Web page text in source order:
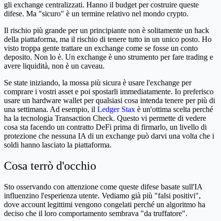
gli exchange centralizzati. Hanno il budget per costruire queste
difese. Ma "sicuro" è un termine relativo nel mondo crypto.
Il rischio più grande per un principiante non è solitamente un hack
della piattaforma, ma il rischio di tenere tutto in un unico posto. Ho
visto troppa gente trattare un exchange come se fosse un conto
deposito. Non lo è. Un exchange è uno strumento per fare trading e
avere liquidità, non è un caveau.
Se state iniziando, la mossa più sicura è usare l'exchange per
comprare i vostri asset e poi spostarli immediatamente. Io preferisco
usare un hardware wallet per qualsiasi cosa intenda tenere per più di
una settimana. Ad esempio, il Ledger Stax è un'ottima scelta perché
ha la tecnologia Transaction Check. Questo vi permette di vedere
cosa sta facendo un contratto DeFi prima di firmarlo, un livello di
protezione che nessuna IA di un exchange può darvi una volta che i
soldi hanno lasciato la piattaforma.
Cosa terrò d'occhio
Sto osservando con attenzione come queste difese basate sull'IA
influenzino l'esperienza utente. Vediamo già più "falsi positivi",
dove account legittimi vengono congelati perché un algoritmo ha
deciso che il loro comportamento sembrava "da truffatore".